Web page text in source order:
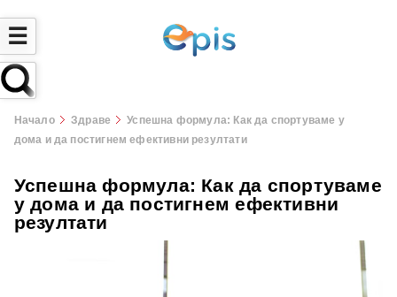
☰
Начало Здраве
Успешна формула: Как да спортуваме у
дома и да постигнем ефективни резултати
Успешна формула: Как да спортуваме
у дома и да постигнем ефективни
резултати